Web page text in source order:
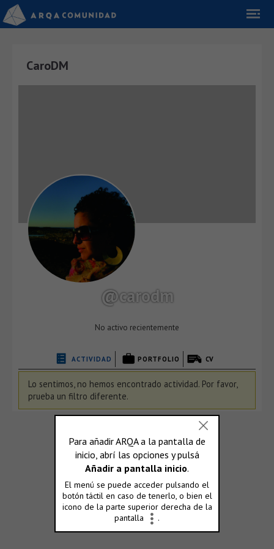
CaroDM
@carodm
No activo recientemente
ACTIVIDAD PORTFOLIO CV
Lo sentimos, no hemos encontrado actividad. Por favor,
prueba un filtro diferente.